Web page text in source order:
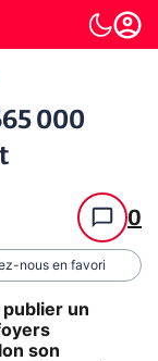
000
0
nous en favori
un
son